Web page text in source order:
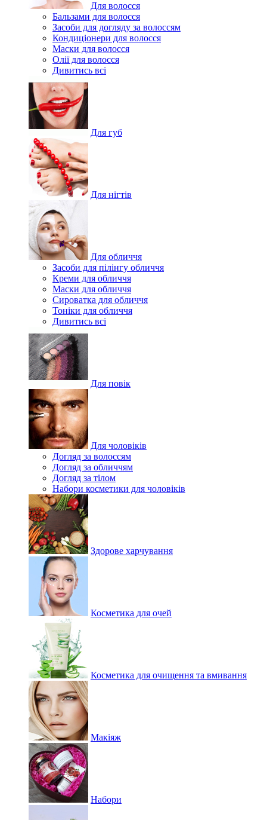
Для волосся
Бальзами для волосся
Засоби для догляду за волоссям
Кондиціонери для волосся
Маски для волосся
Олії для волосся
Дивитись всі
Для губ
Для нігтів
Для обличчя
Засоби для пілінгу обличчя
Креми для обличчя
Маски для обличчя
Сироватка для обличчя
Тоніки для обличчя
Дивитись всі
Для повік
Для чоловіків
Догляд за волоссям
Догляд за обличчям
Догляд за тілом
Набори косметики для чоловіків
Здорове харчування
Косметика для очей
Косметика для очищення та вмивання
Макіяж
Набори